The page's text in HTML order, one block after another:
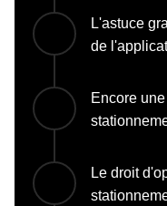
L'astuce
de
Encore
Le droit